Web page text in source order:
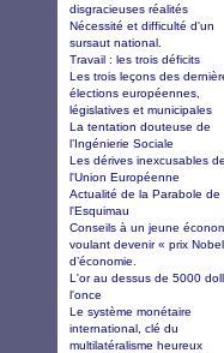
disgracieuses réalités
Nécessité et difficulté d'un
sursaut national.
Travail : les trois déficits
Les trois leçons des
élections européennes,
législatives et municipales
La tentation douteuse de
l’Ingénierie Sociale
Les dérives inexcusables de
l'Union Européenne
Actualité de la Parabole de
l'Esquimau
Conseils à un jeune
voulant devenir « prix
d’économie.
L'or au dessus de 5000
l'once
Le système monétaire
international, clé du
multilatéralisme heureux